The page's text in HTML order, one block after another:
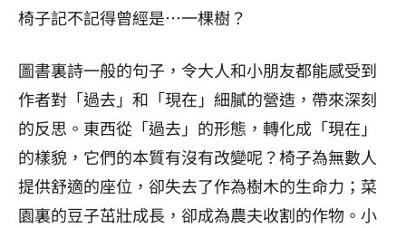
椅子記不記得曾經是⋯一棵樹？
圖書裏詩一般的句子，令大人和小朋友都能感受到
作者對「過去」和「現在」細膩的營造，帶來深刻
的反思。東西從「過去」的形態，轉化成「現在」
的樣貌，它們的本質有沒有改變呢？椅子為無數人
提供舒適的座位，卻失去了作為樹木的生命力；菜
園裏的豆子茁壯成長，卻成為農夫收割的作物。小